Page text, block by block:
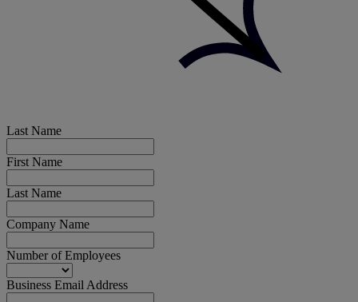
Last Name
First Name
Last Name
Company Name
Number of Employees
Business Email Address